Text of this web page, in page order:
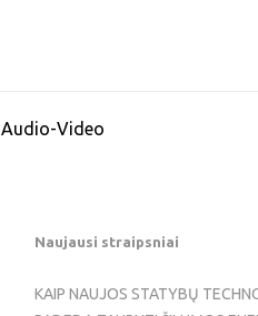
Audio-Video
Naujausi straipsniai
KAIP NAUJOS STATYBŲ